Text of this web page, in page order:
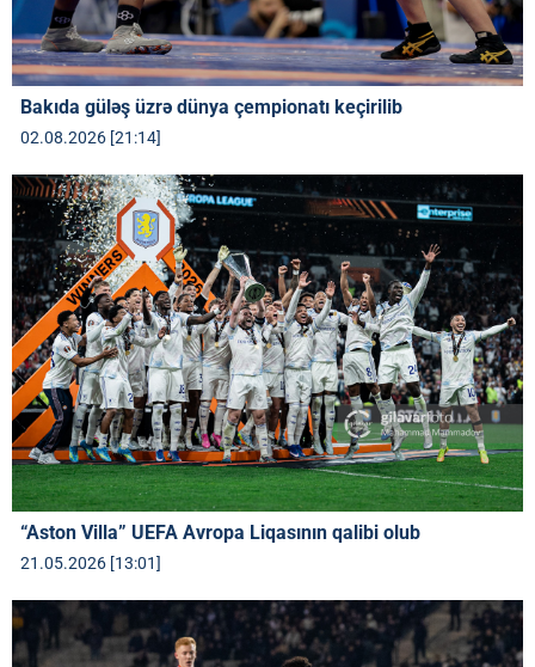
Bakıda güləş üzrə dünya çempionatı keçirilib
02.08.2026 [21:14]
“Aston Villa” UEFA Avropa Liqasının qalibi olub
21.05.2026 [13:01]